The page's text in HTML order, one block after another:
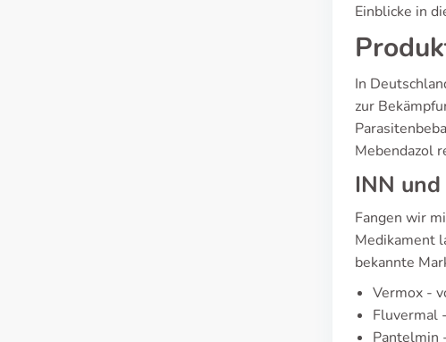
Einblicke in
In
zur
Mebendazol
INN
Fangen wir
Medikament
bekannte
Vermox -
Fluvermal
Pantelmin